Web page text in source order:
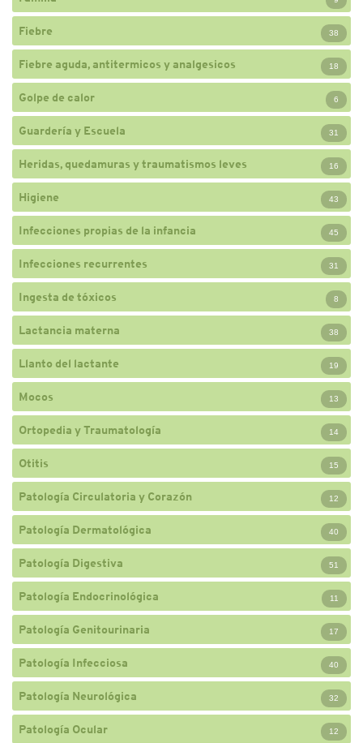
Fiebre 38
Fiebre aguda, antitermicos y analgesicos 18
Golpe de calor 6
Guardería y Escuela 31
Heridas, quedamuras y traumatismos leves 16
Higiene 43
Infecciones propias de la infancia 45
Infecciones recurrentes 31
Ingesta de tóxicos 8
Lactancia materna 38
Llanto del lactante 19
Mocos 13
Ortopedia y Traumatología 14
Otitis 15
Patología Circulatoria y Corazón 12
Patología Dermatológica 40
Patología Digestiva 51
Patología Endocrinológica 11
Patología Genitourinaria 17
Patología Infecciosa 40
Patología Neurológica 32
Patología Ocular 12